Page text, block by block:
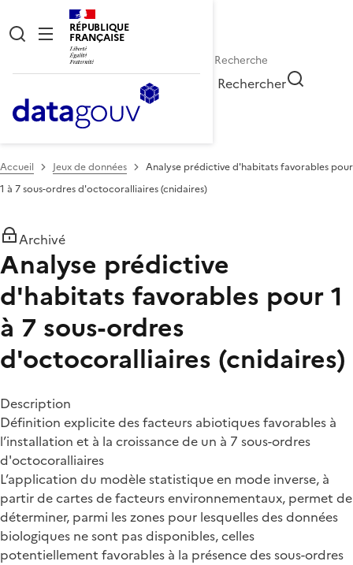
RÉPUBLIQUE
FRANÇAISE
Rechercher
Accueil Jeux de données
Analyse prédictive d'habitats favorables pour
1 à 7 sous-ordres d'octocoralliaires (cnidaires)
Archivé
Analyse prédictive
d'habitats favorables pour 1
à 7 sous-ordres
d'octocoralliaires (cnidaires)
Description
Définition explicite des facteurs abiotiques favorables à
l’installation et à la croissance de un à 7 sous-ordres
d'octocoralliaires
L’application du modèle statistique en mode inverse, à
partir de cartes de facteurs environnementaux, permet de
déterminer, parmi les zones pour lesquelles des données
biologiques ne sont pas disponibles, celles
potentiellement favorables à la présence des sous-ordres